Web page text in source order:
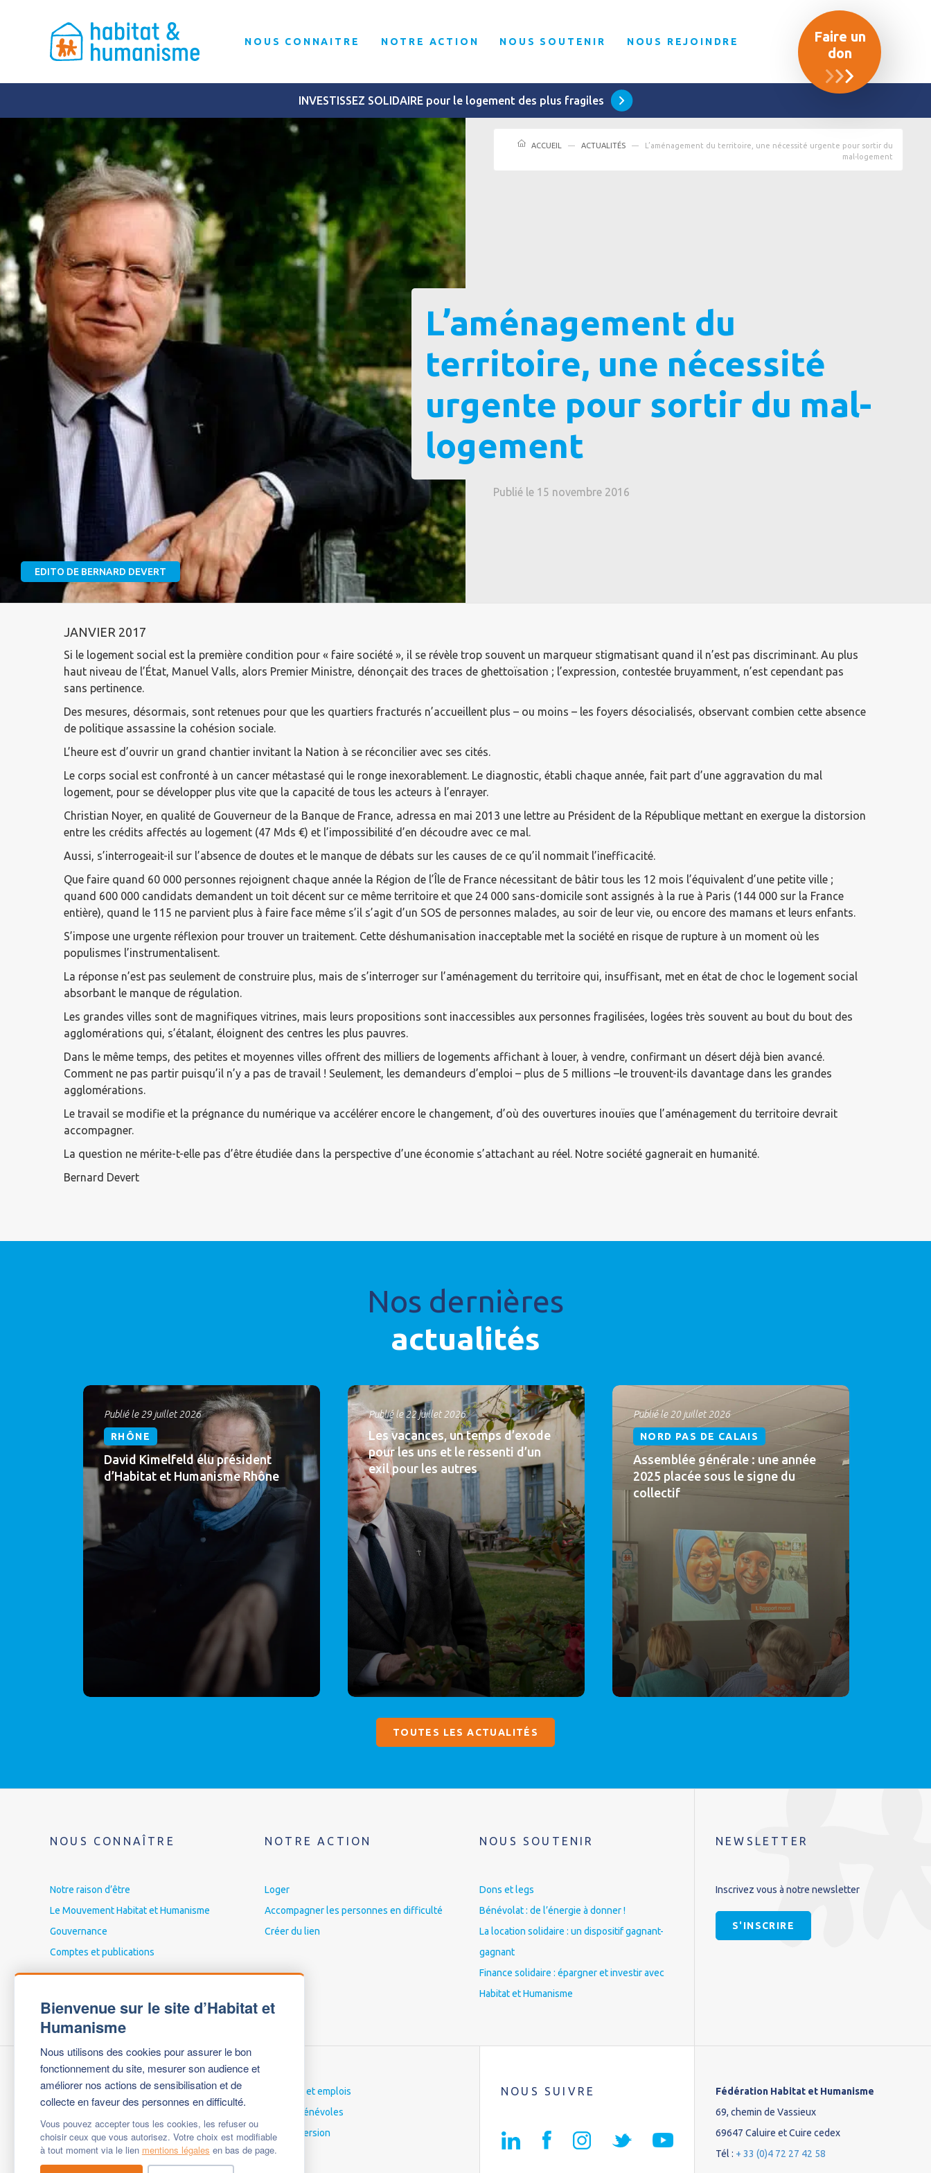
Bienvenue sur le site d’Habitat et
Humanisme
Nous utilisons des cookies pour assurer le bon
fonctionnement du site, mesurer son audience et
améliorer nos actions de sensibilisation et de
collecte en faveur des personnes en difficulté.
Vous pouvez accepter tous les cookies, les refuser ou
choisir ceux que vous autorisez. Votre choix est modifiable
à tout moment via le lien mentions légales en bas de page.
NOUS CONNAITRE NOTRE ACTION NOUS SOUTENIR NOUS REJOINDRE
Faire un
don
INVESTISSEZ SOLIDAIRE pour le logement des plus fragiles
EDITO DE BERNARD DEVERT
ACCUEIL ACTUALITÉS
L’aménagement du territoire, une nécessité urgente pour sortir du
mal-logement
L’aménagement du
territoire, une nécessité
urgente pour sortir du mal-
logement
Publié le 15 novembre 2016
JANVIER 2017
Si le logement social est la première condition pour « faire société », il se révèle trop souvent un marqueur stigmatisant quand il n’est pas discriminant. Au plus
haut niveau de l’État, Manuel Valls, alors Premier Ministre, dénonçait des traces de ghettoïsation ; l’expression, contestée bruyamment, n’est cependant pas
sans pertinence.
Des mesures, désormais, sont retenues pour que les quartiers fracturés n’accueillent plus – ou moins – les foyers désocialisés, observant combien cette absence
de politique assassine la cohésion sociale.
L’heure est d’ouvrir un grand chantier invitant la Nation à se réconcilier avec ses cités.
Le corps social est confronté à un cancer métastasé qui le ronge inexorablement. Le diagnostic, établi chaque année, fait part d’une aggravation du mal
logement, pour se développer plus vite que la capacité de tous les acteurs à l’enrayer.
Christian Noyer, en qualité de Gouverneur de la Banque de France, adressa en mai 2013 une lettre au Président de la République mettant en exergue la distorsion
entre les crédits affectés au logement (47 Mds €) et l’impossibilité d’en découdre avec ce mal.
Aussi, s’interrogeait-il sur l’absence de doutes et le manque de débats sur les causes de ce qu’il nommait l’inefficacité.
Que faire quand 60 000 personnes rejoignent chaque année la Région de l’Île de France nécessitant de bâtir tous les 12 mois l’équivalent d’une petite ville ;
quand 600 000 candidats demandent un toit décent sur ce même territoire et que 24 000 sans-domicile sont assignés à la rue à Paris (144 000 sur la France
entière), quand le 115 ne parvient plus à faire face même s’il s’agit d’un SOS de personnes malades, au soir de leur vie, ou encore des mamans et leurs enfants.
S’impose une urgente réflexion pour trouver un traitement. Cette déshumanisation inacceptable met la société en risque de rupture à un moment où les
populismes l’instrumentalisent.
La réponse n’est pas seulement de construire plus, mais de s’interroger sur l’aménagement du territoire qui, insuffisant, met en état de choc le logement social
absorbant le manque de régulation.
Les grandes villes sont de magnifiques vitrines, mais leurs propositions sont inaccessibles aux personnes fragilisées, logées très souvent au bout du bout des
agglomérations qui, s’étalant, éloignent des centres les plus pauvres.
Dans le même temps, des petites et moyennes villes offrent des milliers de logements affichant à louer, à vendre, confirmant un désert déjà bien avancé.
Comment ne pas partir puisqu’il n’y a pas de travail ! Seulement, les demandeurs d’emploi – plus de 5 millions –le trouvent-ils davantage dans les grandes
agglomérations.
Le travail se modifie et la prégnance du numérique va accélérer encore le changement, d’où des ouvertures inouïes que l’aménagement du territoire devrait
accompagner.
La question ne mérite-t-elle pas d’être étudiée dans la perspective d’une économie s’attachant au réel. Notre société gagnerait en humanité.
Bernard Devert
Nos dernières
actualités
Publié le 29 juillet 2026
RHÔNE
David Kimelfeld élu président
d’Habitat et Humanisme Rhône
Publié le 22 juillet 2026
Les vacances, un temps d’exode
pour les uns et le ressenti d’un
exil pour les autres
Publié le 20 juillet 2026
NORD PAS DE CALAIS
Assemblée générale : une année
2025 placée sous le signe du
collectif
TOUTES LES ACTUALITÉS
NOUS CONNAÎTRE
Notre raison d’être
Le Mouvement Habitat et Humanisme
Gouvernance
Comptes et publications
NOTRE ACTION
Loger
Accompagner les personnes en difficulté
Créer du lien
NOUS SOUTENIR
Dons et legs
Bénévolat : de l’énergie à donner !
La location solidaire : un dispositif gagnant-
gagnant
Finance solidaire : épargner et investir avec
Habitat et Humanisme
NEWSLETTER
Inscrivez vous à notre newsletter
S'INSCRIRE
Nous contacter
Mentions légales
Questions fréquentes
Carrières et emplois
Espace bénévoles
English version
NOUS SUIVRE
Fédération Habitat et Humanisme
69, chemin de Vassieux
69647 Caluire et Cuire cedex
Tél : + 33 (0)4 72 27 42 58